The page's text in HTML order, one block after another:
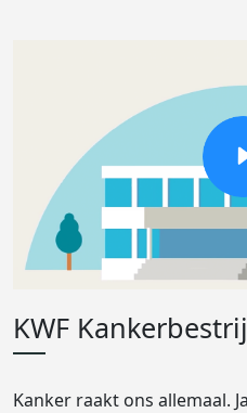
KWF
Kanker raakt ons allemaal.